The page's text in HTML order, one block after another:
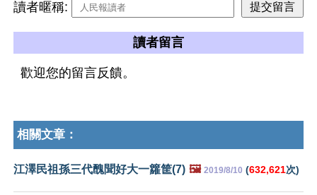
讀者暱稱:
讀者留言
歡迎您的留言反饋。
相關文章：
江澤民祖孫三代醜聞好大一籮筐(7) 🖼️ 2019/8/10 (632,621次)